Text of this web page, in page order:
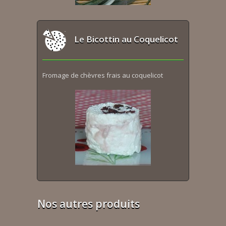
Le Bicottin au Coquelicot
Fromage de chèvres frais au coquelicot
Nos autres produits